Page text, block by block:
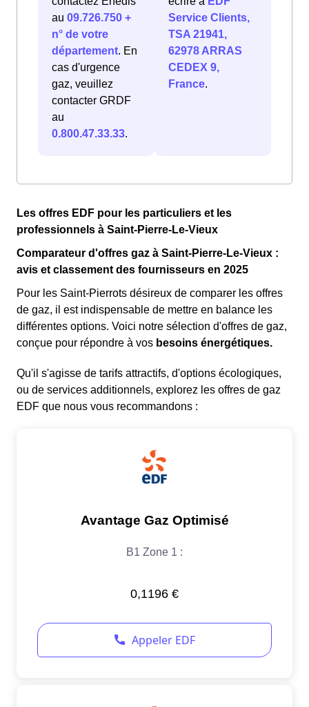
au 09.726.750 +
n° de votre
département. En
cas d'urgence
gaz, veuillez
contacter GRDF
au
0.800.47.33.33.
Service Clients,
TSA 21941,
62978 ARRAS
CEDEX 9,
France.
Les offres EDF pour les particuliers et les
professionnels à Saint-Pierre-Le-Vieux
Comparateur d'offres gaz à Saint-Pierre-Le-Vieux :
avis et classement des fournisseurs en 2025
Pour les Saint-Pierrots désireux de comparer les offres
de gaz, il est indispensable de mettre en balance les
différentes options. Voici notre sélection d'offres de gaz,
conçue pour répondre à vos besoins énergétiques.
Qu'il s'agisse de tarifs attractifs, d'options écologiques,
ou de services additionnels, explorez les offres de gaz
EDF que nous vous recommandons :